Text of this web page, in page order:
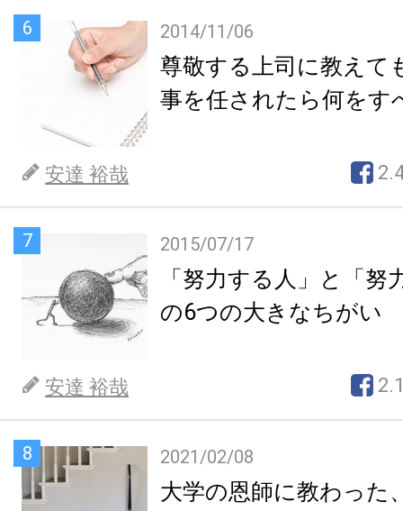
6 2014/11/06
尊敬する上司に教えて
事を任されたら何をす
安達 裕哉
7 2015/07/17
「努力する人」と「努
の6つの大きなちがい
安達 裕哉
8 2021/02/08
大学の恩師に教わった